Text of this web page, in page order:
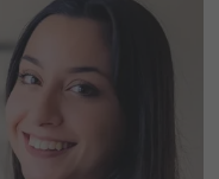
ден до фирмено
детайл, за да се